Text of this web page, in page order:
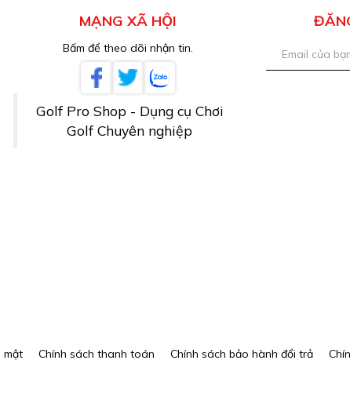
MẠNG XÃ HỘI
Bấm để theo dõi nhận tin.
Golf Pro Shop - Dụng cụ Chơi
Golf Chuyên nghiệp
mật Chính sách thanh toán Chính sách bảo hành đổi trả